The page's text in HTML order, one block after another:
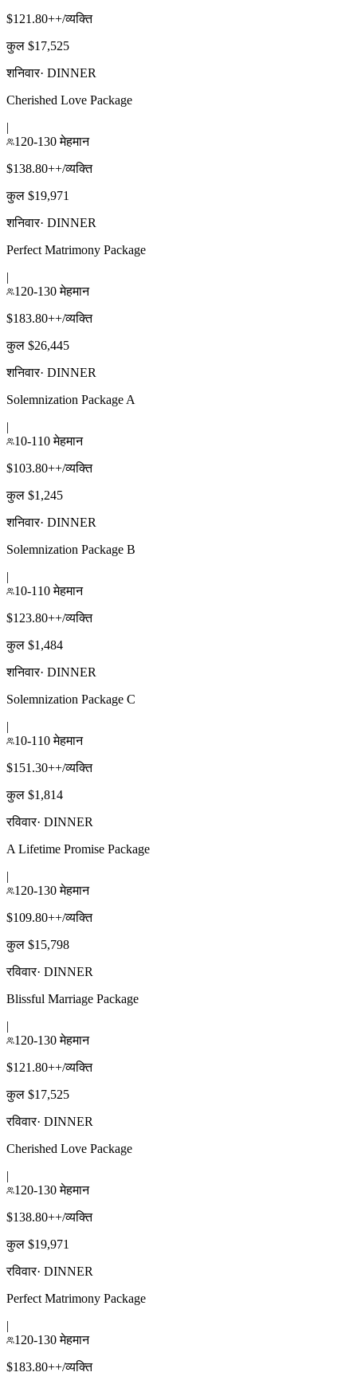
$121.80++/व्यक्ति
कुल $17,525
शनिवार· DINNER
Cherished Love Package
|
120-130 मेहमान
$138.80++/व्यक्ति
कुल $19,971
शनिवार· DINNER
Perfect Matrimony Package
|
120-130 मेहमान
$183.80++/व्यक्ति
कुल $26,445
शनिवार· DINNER
Solemnization Package A
|
10-110 मेहमान
$103.80++/व्यक्ति
कुल $1,245
शनिवार· DINNER
Solemnization Package B
|
10-110 मेहमान
$123.80++/व्यक्ति
कुल $1,484
शनिवार· DINNER
Solemnization Package C
|
10-110 मेहमान
$151.30++/व्यक्ति
कुल $1,814
रविवार· DINNER
A Lifetime Promise Package
|
120-130 मेहमान
$109.80++/व्यक्ति
कुल $15,798
रविवार· DINNER
Blissful Marriage Package
|
120-130 मेहमान
$121.80++/व्यक्ति
कुल $17,525
रविवार· DINNER
Cherished Love Package
|
120-130 मेहमान
$138.80++/व्यक्ति
कुल $19,971
रविवार· DINNER
Perfect Matrimony Package
|
120-130 मेहमान
$183.80++/व्यक्ति